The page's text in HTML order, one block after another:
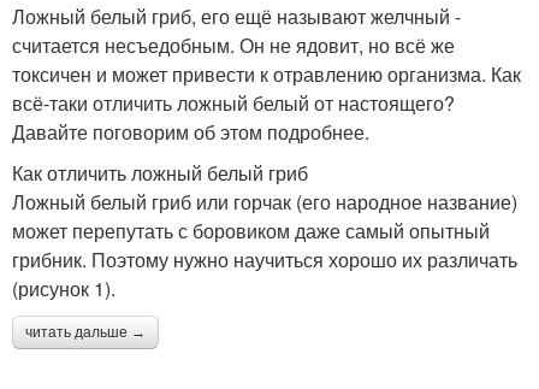
Ложный белый гриб, его ещё называют желчный -
считается несъедобным. Он не ядовит, но всё же
токсичен и может привести к отравлению организма. Как
всё-таки отличить ложный белый от настоящего?
Давайте поговорим об этом подробнее.
Как отличить ложный белый гриб
Ложный белый гриб или горчак (его народное название)
может перепутать с боровиком даже самый опытный
грибник. Поэтому нужно научиться хорошо их различать
(рисунок 1).
читать дальше →